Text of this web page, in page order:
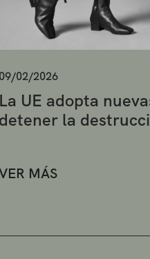
09/02/2026
La UE adopta
detener la
MÁS